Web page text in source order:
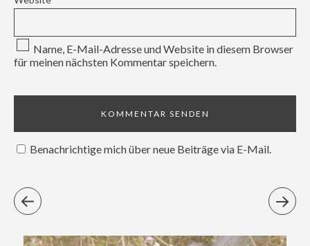
Name, E-Mail-Adresse und Website in diesem Browser
für meinen nächsten Kommentar speichern.
Benachrichtige mich über neue Beiträge via E-Mail.